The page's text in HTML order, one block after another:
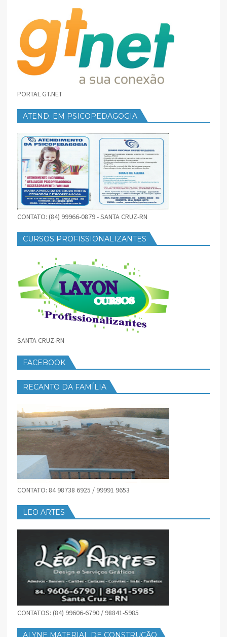
PORTAL GT.NET
ATEND. EM PSICOPEDAGOGIA
CONTATO: (84) 99966-0879 - SANTA CRUZ-RN
CURSOS PROFISSIONALIZANTES
SANTA CRUZ-RN
FACEBOOK
RECANTO DA FAMÍLIA
CONTATO: 84 98738 6925 / 99991 9653
LEO ARTES
CONTATOS: (84) 99606-6790 / 98841-5985
ALYNE MATERIAL DE CONSTRUÇÃO